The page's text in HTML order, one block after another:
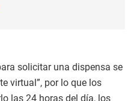
solicitar una dispensa se
virtual”, por lo que los
las 24 horas del día, los